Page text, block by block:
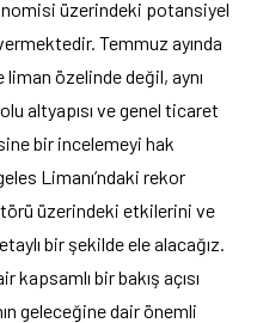
üzerindeki potansiyel
Temmuz ayında
özelinde değil, aynı
altyapısı ve genel ticaret
bir incelemeyi hak
Limanı’ndaki rekor
üzerindeki etkilerini ve
bir şekilde ele alacağız.
kapsamlı bir bakış açısı
geleceğine dair önemli